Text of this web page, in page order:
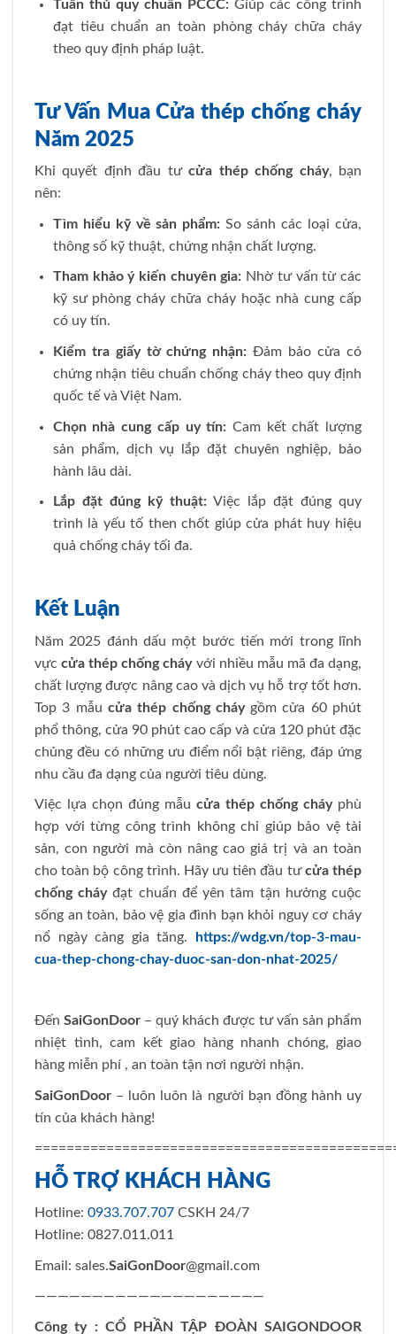
Tuân thủ quy chuẩn PCCC:Giúp các công trình
đạt tiêu chuẩn an toàn phòng cháy chữa cháy
theo quy định pháp luật.
Tư Vấn Mua Cửa thép chống cháy
Năm 2025
Khi quyết định đầu tưcửa thép chống cháy, bạn
nên:
Tìm hiểu kỹ về sản phẩm: So sánh các loại cửa,
thông số kỹ thuật, chứng nhận chất lượng.
Tham khảo ý kiến chuyên gia: Nhờ tư vấn từ các
kỹ sư phòng cháy chữa cháy hoặc nhà cung cấp
có uy tín.
Kiểm tra giấy tờ chứng nhận: Đảm bảo cửa có
chứng nhận tiêu chuẩn chống cháy theo quy định
quốc tế và Việt Nam.
Chọn nhà cung cấp uy tín: Cam kết chất lượng
sản phẩm, dịch vụ lắp đặt chuyên nghiệp, bảo
hành lâu dài.
Lắp đặt đúng kỹ thuật:Việc lắp đặt đúng quy
trình là yếu tố then chốt giúp cửa phát huy hiệu
quả chống cháy tối đa.
Kết Luận
Năm 2025 đánh dấu một bước tiến mới trong lĩnh
vựccửa thép chống cháyvới nhiều mẫu mã đa dạng,
chất lượng được nâng cao và dịch vụ hỗ trợ tốt hơn.
Top 3 mẫu cửa thép chống cháygồm cửa 60 phút
phổ thông, cửa 90 phút cao cấp và cửa 120 phút đặc
chủng đều có những ưu điểm nổi bật riêng, đáp ứng
nhu cầu đa dạng của người tiêu dùng.
Việc lựa chọn đúng mẫu cửa thép chống cháyphù
hợp với từng công trình không chỉ giúp bảo vệ tài
sản, con người mà còn nâng cao giá trị và an toàn
cho toàn bộ công trình. Hãy ưu tiên đầu tưcửa thép
chống cháyđạt chuẩn để yên tâm tận hưởng cuộc
sống an toàn, bảo vệ gia đình bạn khỏi nguy cơ cháy
nổ ngày càng gia tăng.
https://wdg.vn/top-3-mau-
cua-thep-chong-chay-duoc-san-don-nhat-2025/
Đến SaiGonDoor – quý khách được tư vấn sản phẩm
nhiệt tình, cam kết giao hàng nhanh chóng, giao
hàng miễn phí , an toàn tận nơi người nhận.
SaiGonDoor – luôn luôn là người bạn đồng hành uy
tín của khách hàng!
HỖ TRỢ KHÁCH HÀNG
Hotline: 0933.707.707 CSKH 24/7
Hotline: 0827.011.011
Email: sales.SaiGonDoor@gmail.com
————————————————————
Công ty : CỔ PHẦN TẬP ĐOÀN SAIGONDOOR